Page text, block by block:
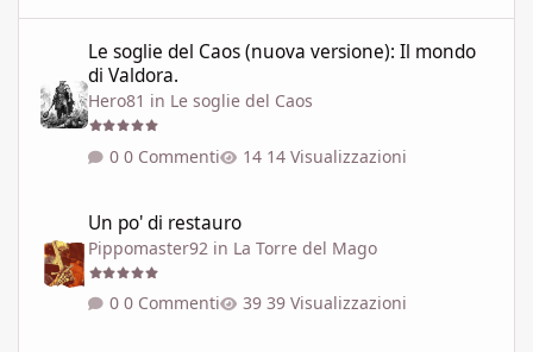
Le soglie del Caos (nuova versione): Il mondo
di Valdora.
Hero81 in Le soglie del Caos
0 Commenti 14 Visualizzazioni
Un po' di restauro
Pippomaster92 in La Torre del Mago
0 Commenti 39 Visualizzazioni